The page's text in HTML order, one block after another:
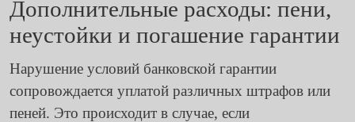
Дополнительные расходы: пени,
неустойки и погашение гарантии
Нарушение условий банковской гарантии
сопровождается уплатой различных штрафов или
пеней. Это происходит в случае, если